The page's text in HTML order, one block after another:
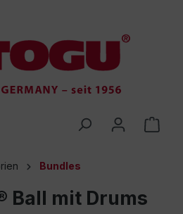
Bundles
Ball mit Drums